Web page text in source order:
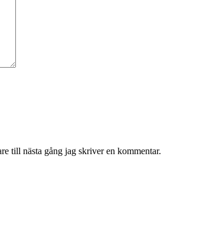
till nästa gång jag skriver en kommentar.